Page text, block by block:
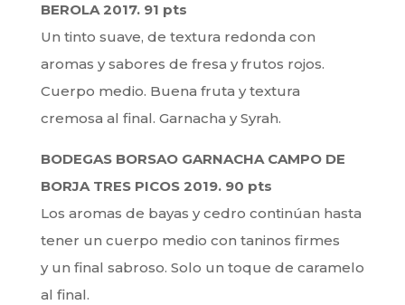
BEROLA 2017. 91 pts
Un tinto suave, de textura redonda con
aromas y sabores de fresa y frutos rojos.
Cuerpo medio. Buena fruta y textura
cremosa al final. Garnacha y Syrah.
BODEGAS BORSAO GARNACHA CAMPO DE
BORJA TRES PICOS 2019. 90 pts
Los aromas de bayas y cedro continúan hasta
tener un cuerpo medio con taninos firmes
y un final sabroso. Solo un toque de caramelo
al final.